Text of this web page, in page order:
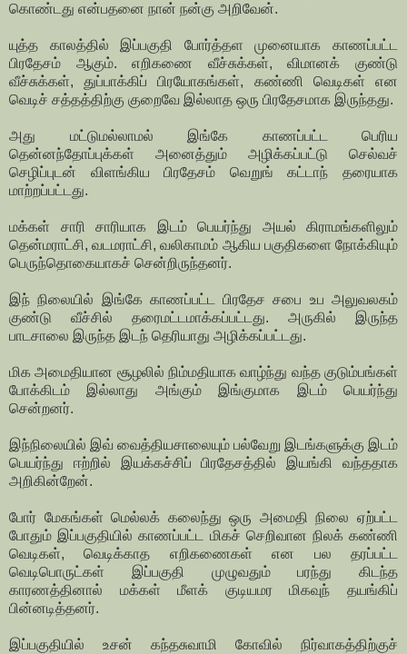
கொண்டது என்பதனை நான் நன்கு அறிவேன்.
யுத்த காலத்தில் இப்பகுதி போர்த்தள முனையாக காணப்பட்ட
பிரதேசம் ஆகும். எறிகணை வீச்சுக்கள், விமானக் குண்டு
வீச்சுக்கள், துப்பாக்கிப் பிரயோகங்கள், கண்ணி வெடிகள் என
வெடிச் சத்தத்திற்கு குறைவே இல்லாத ஒரு பிரதேசமாக இருந்தது.
அது மட்டுமல்லாமல் இங்கே காணப்பட்ட பெரிய
தென்னந்தோப்புக்கள் அனைத்தும் அழிக்கப்பட்டு செல்வச்
செழிப்புடன் விளங்கிய பிரதேசம் வெறுங் கட்டாந் தரையாக
மாற்றப்பட்டது.
மக்கள் சாரி சாரியாக இடம் பெயர்ந்து அயல் கிராமங்களிலும்
தென்மராட்சி, வடமராட்சி, வலிகாமம் ஆகிய பகுதிகளை நோக்கியும்
பெருந்தொகையாகச் சென்றிருந்தனர்.
இந் நிலையில் இங்கே காணப்பட்ட பிரதேச சபை உப அலுவலகம்
குண்டு வீச்சில் தரைமட்டமாக்கப்பட்டது. அருகில் இருந்த
பாடசாலை இருந்த இடந் தெரியாது அழிக்கப்பட்டது.
மிக அமைதியான சூழலில் நிம்மதியாக வாழ்ந்து வந்த குடும்பங்கள்
போக்கிடம் இல்லாது அங்கும் இங்குமாக இடம் பெயர்ந்து
சென்றனர்.
இந்நிலையில் இவ் வைத்தியசாலையும் பல்வேறு இடங்களுக்கு இடம்
பெயர்ந்து ஈற்றில் இயக்கச்சிப் பிரதேசத்தில் இயங்கி வந்ததாக
அறிகின்றேன்.
போர் மேகங்கள் மெல்லக் கலைந்து ஒரு அமைதி நிலை ஏற்பட்ட
போதும் இப்பகுதியில் காணப்பட்ட மிகச் செறிவான நிலக் கண்ணி
வெடிகள், வெடிக்காத எறிகணைகள் என பல தரப்பட்ட
வெடிபொருட்கள் இப்பகுதி முழுவதும் பரந்து கிடந்த
காரணத்தினால் மக்கள் மீளக் குடியமர மிகவுந் தயங்கிப்
பின்னடித்தனர்.
இப்பகுதியில் உசன் கந்தசுவாமி கோவில் நிர்வாகத்திற்குச்